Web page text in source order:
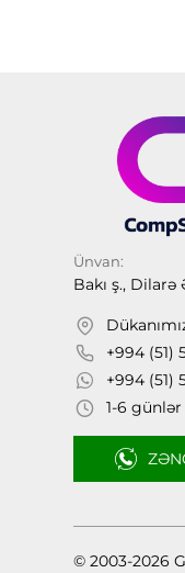
Ünvan:
Bakı ş.,
+994 (51)
+994 (51)
1-6 günlər
© 2003-2026